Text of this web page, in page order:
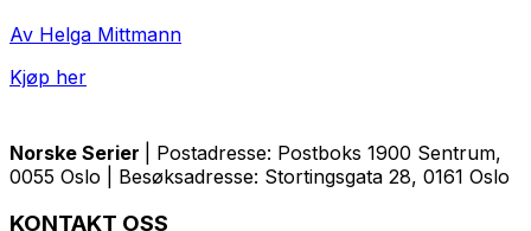
Av Helga Mittmann
Kjøp her
Norske Serier
| Postadresse: Postboks 1900 Sentrum,
0055 Oslo | Besøksadresse: Stortingsgata 28, 0161 Oslo
KONTAKT OSS